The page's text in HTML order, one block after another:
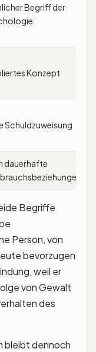
Begriff der
Konzept
Schuldzuweisung
dauerhafte
Begriffe
Person, von
bevorzugen
weil er
von Gewalt
des
bleibt dennoch